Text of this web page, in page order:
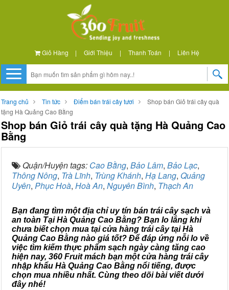
Giỏ Hàng | Giới Thiệu | Thanh Toán | Liên Hệ
Trang chủ Tin tức Điểm bán trái cây tươi
Shop bán Giỏ trái cây quà
tặng Hà Quảng Cao Bằng
Shop bán Giỏ trái cây quà tặng Hà Quảng Cao
Bằng
Quận/Huyện tags: Cao Bằng, Bảo Lâm, Bảo Lạc,
Thông Nông, Trà Lĩnh, Trùng Khánh, Hạ Lang, Quảng
Uyên, Phục Hoà, Hoà An, Nguyên Bình, Thạch An
Bạn đang tìm một địa chỉ uy tín bán trái cây sạch và
an toàn Tại Hà Quảng Cao Bằng? Bạn lo lắng khi
chưa biết chọn mua tại cửa hàng trái cây tại Hà
Quảng Cao Bằng nào giá tốt? Để đáp ứng nỗi lo về
việc tìm kiếm thực phẩm sạch ngày càng tăng cao
hiện nay, 360 Fruit mách bạn một cửa hàng trái cây
nhập khẩu Hà Quảng Cao Bằng nổi tiếng, được
chọn mua nhiều nhất. Cùng theo dõi bài viết dưới
đây nhé!